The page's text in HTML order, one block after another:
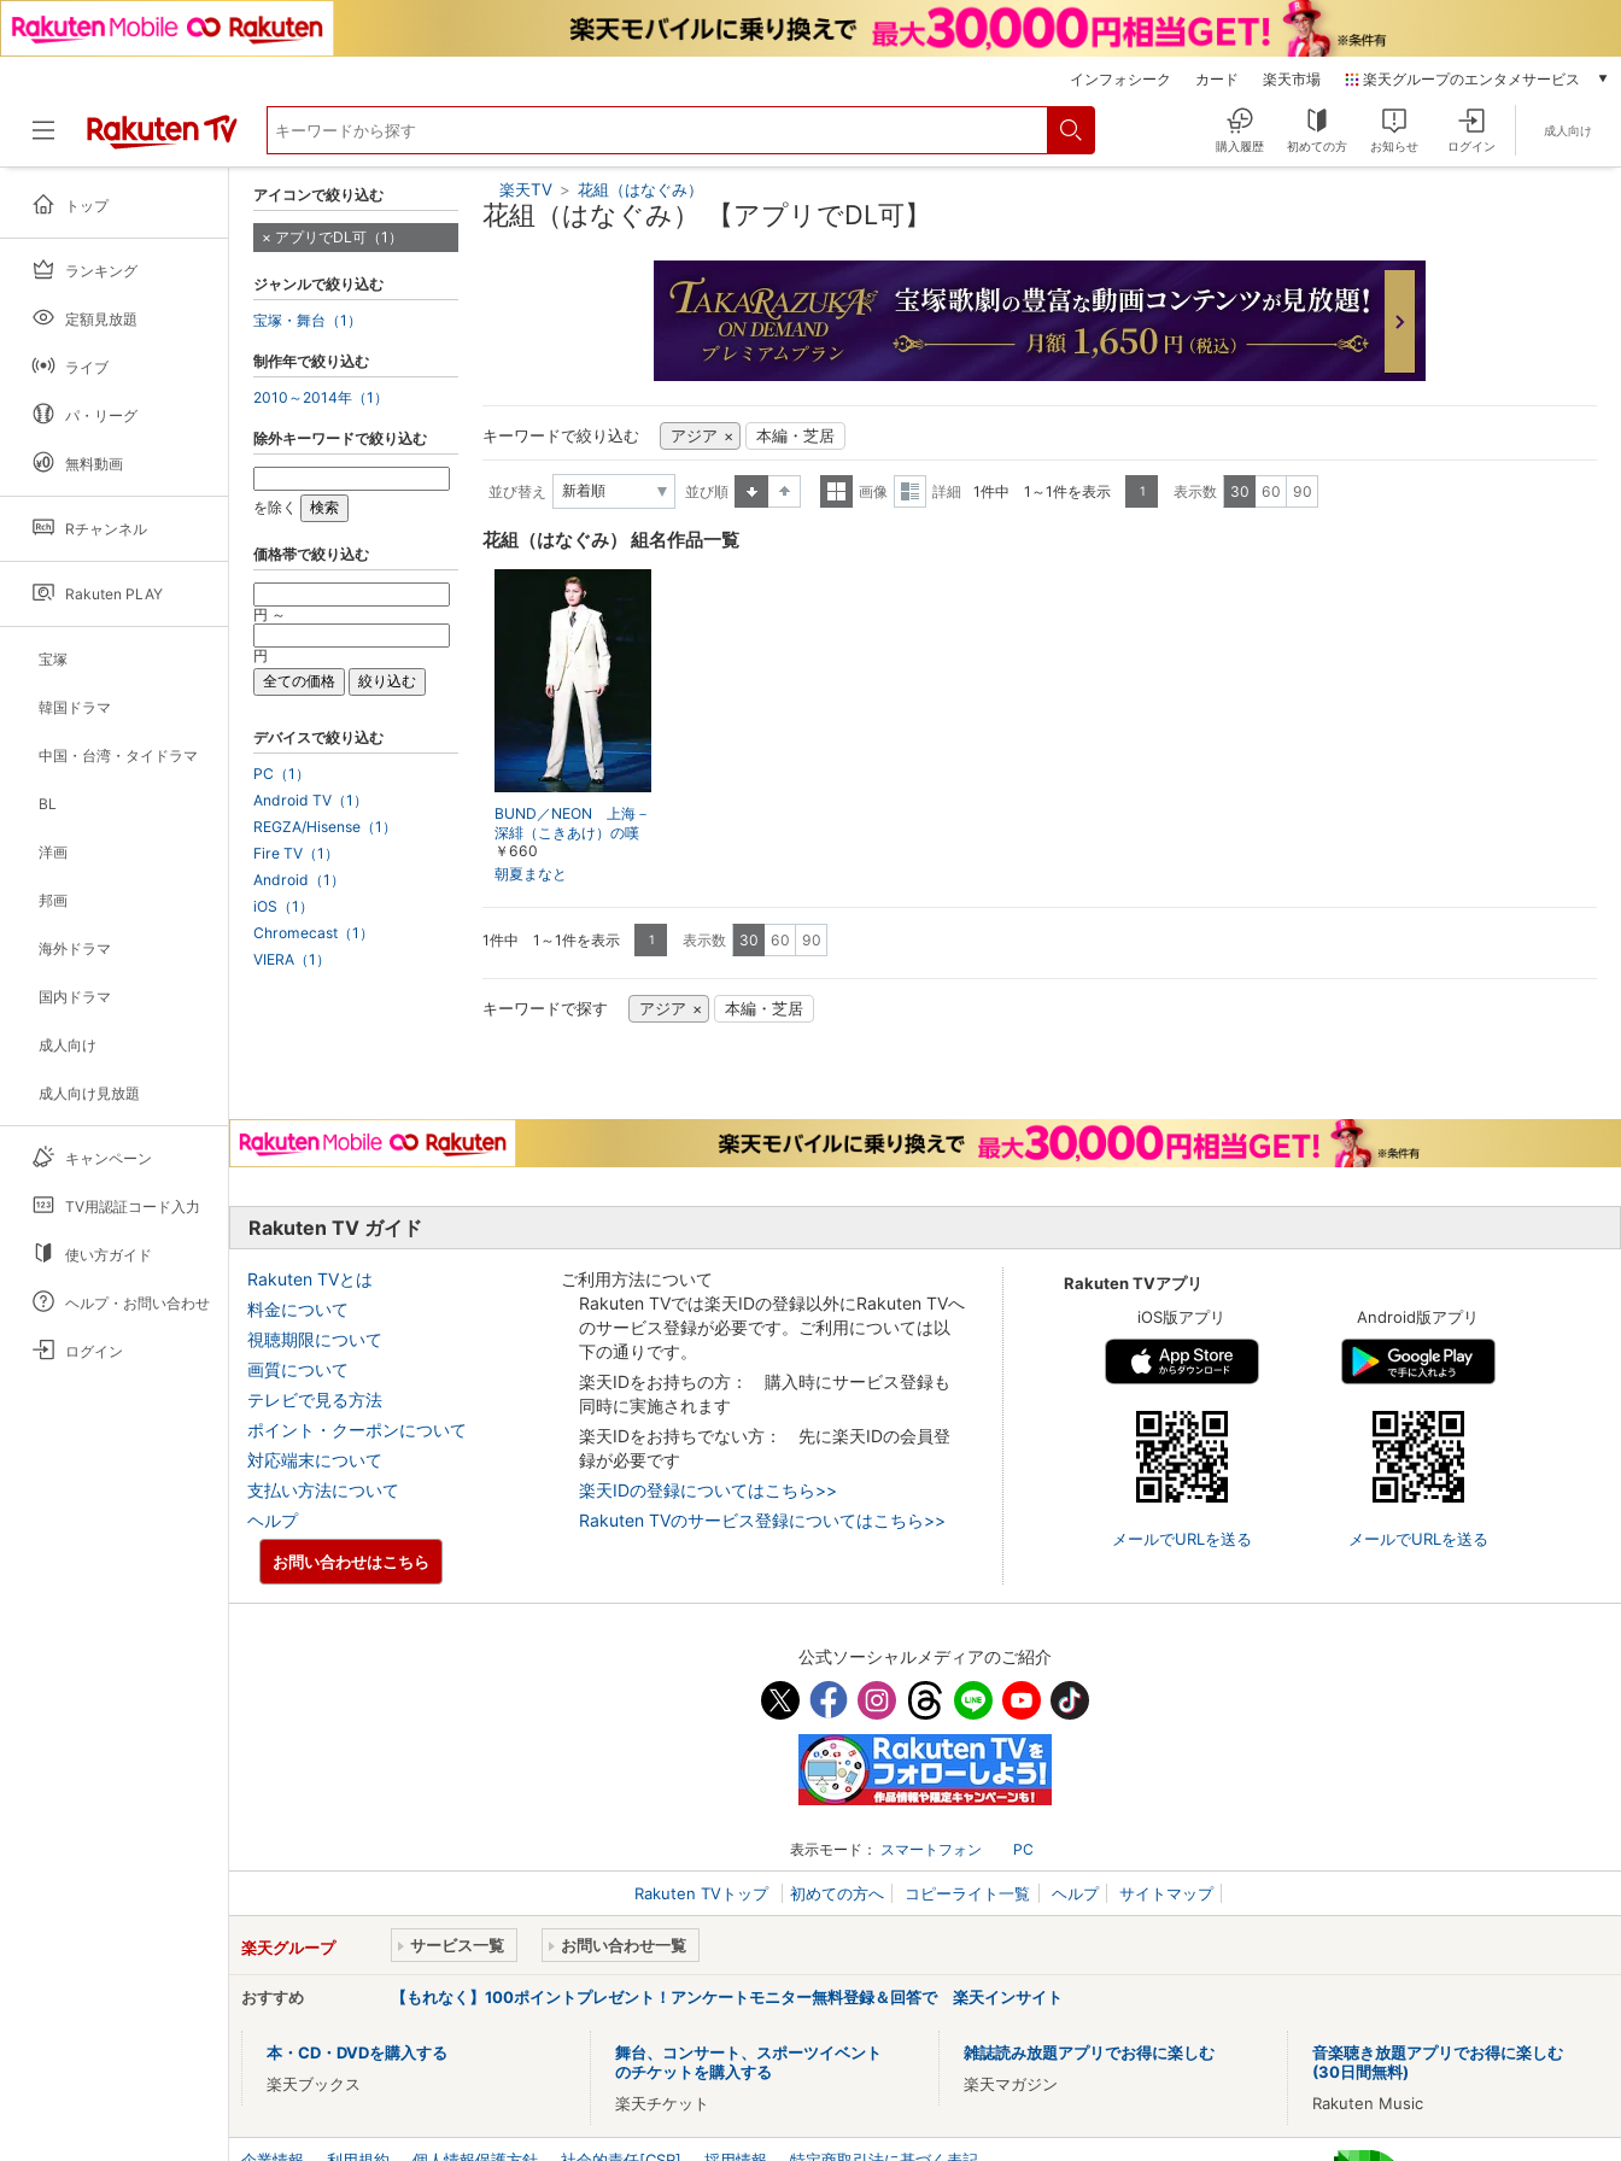
インフォシーク カード 楽天市場 楽天グループのエンタメサービス
本/ゲーム/CD/DVD
動画配信
購入履歴 初めての方 お知らせ ログイン
成人向け
トップ
ランキング
定額見放題
ライブ
パ・リーグ
無料動画
Rチャンネル
Rakuten PLAY
宝塚
韓国ドラマ
中国・台湾・タイドラマ
BL
洋画
邦画
海外ドラマ
国内ドラマ
成人向け
成人向け見放題
キャンペーン
TV用認証コード入力
使い方ガイド
ヘルプ・お問い合わせ
ログイン
楽天TV > 花組（はなぐみ）
花組（はなぐみ） 【アプリでDL可】
キーワードで絞り込む アジア 本編・芝居
並び替え
並び順
画像
詳細 1件中 1～1件を表示 1 表示数 30 60 90
花組（はなぐみ） 組名作品一覧
BUND／NEON 上海－
深緋（こきあけ）の嘆
きの河（コキュート
ス）－（’10年花組・バ
￥660
朝夏まなと
1件中 1～1件を表示 1 表示数 30 60 90
キーワードで探す アジア 本編・芝居
アイコンで絞り込む
アプリでDL可（1）
ジャンルで絞り込む
宝塚・舞台（1）
制作年で絞り込む
2010～2014年（1）
除外キーワードで絞り込む
を除く
価格帯で絞り込む
円 ～
円
デバイスで絞り込む
PC（1）
Android TV（1）
REGZA/Hisense（1）
Fire TV（1）
Android（1）
iOS（1）
Chromecast（1）
VIERA（1）
Rakuten TV ガイド
Rakuten TVとは
料金について
視聴期限について
画質について
テレビで見る方法
ポイント・クーポンについて
対応端末について
支払い方法について
ヘルプ
ご利用方法について
Rakuten TVでは楽天IDの登録以外にRakuten TVへ
のサービス登録が必要です。ご利用については以
下の通りです。
楽天IDをお持ちの方： 購入時にサービス登録も
同時に実施されます
楽天IDをお持ちでない方： 先に楽天IDの会員登
録が必要です
楽天IDの登録についてはこちら>>
Rakuten TVのサービス登録についてはこちら>>
Rakuten TVアプリ
iOS版アプリ
メールでURLを送る
Android版アプリ
メールでURLを送る
お問い合わせはこちら
公式ソーシャルメディアのご紹介
表示モード： スマートフォン PC
Rakuten TVトップ 初めての方へ コピーライト一覧 ヘルプ サイトマップ
楽天グループ サービス一覧 お問い合わせ一覧
おすすめ 【もれなく】100ポイントプレゼント！アンケートモニター無料登録＆回答で 楽天インサイト
本・CD・DVDを購入する
楽天ブックス
舞台、コンサート、スポーツイベント
のチケットを購入する
楽天チケット
雑誌読み放題アプリでお得に楽しむ
楽天マガジン
音楽聴き放題アプリでお得に楽しむ
(30日間無料)
Rakuten Music